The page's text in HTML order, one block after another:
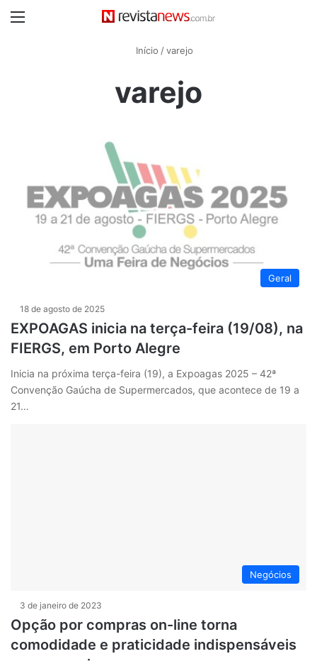
Início /varejo
varejo
Geral
18 de agosto de 2025
EXPOAGAS inicia na terça-feira (19/08), na
FIERGS, em Porto Alegre
Inicia na próxima terça-feira (19), a Expoagas 2025 – 42ª
Convenção Gaúcha de Supermercados, que acontece de 19 a
21…
Negócios
3 de janeiro de 2023
Opção por compras on-line torna
comodidade e praticidade indispensáveis